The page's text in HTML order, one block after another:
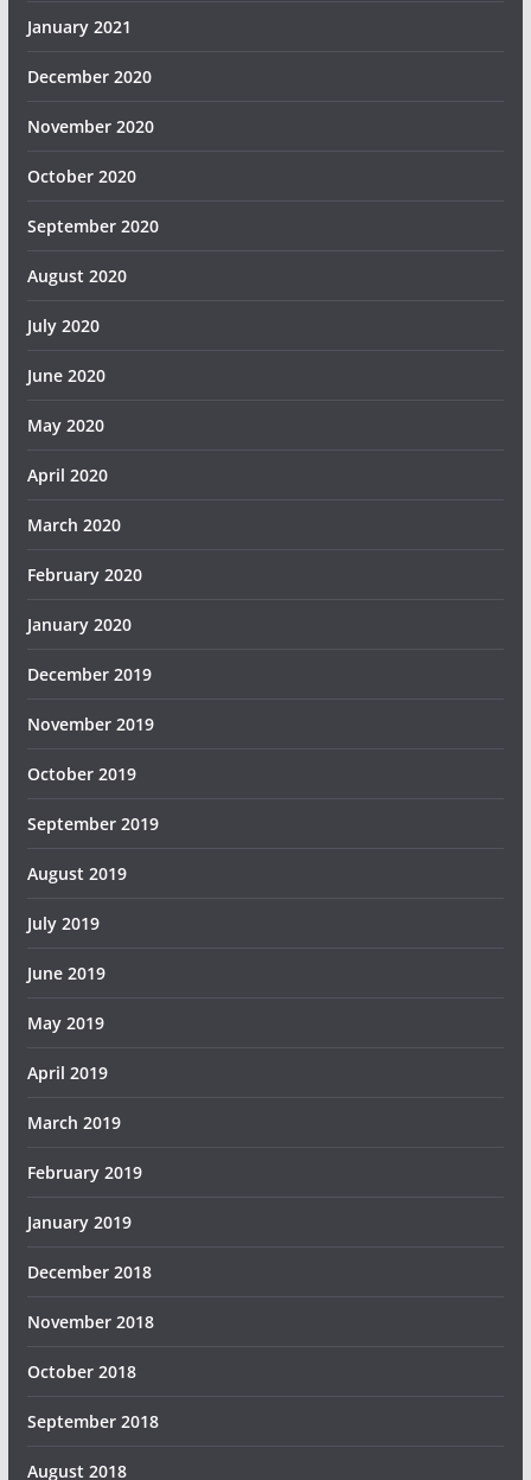
January 2021
December 2020
November 2020
October 2020
September 2020
August 2020
July 2020
June 2020
May 2020
April 2020
March 2020
February 2020
January 2020
December 2019
November 2019
October 2019
September 2019
August 2019
July 2019
June 2019
May 2019
April 2019
March 2019
February 2019
January 2019
December 2018
November 2018
October 2018
September 2018
August 2018